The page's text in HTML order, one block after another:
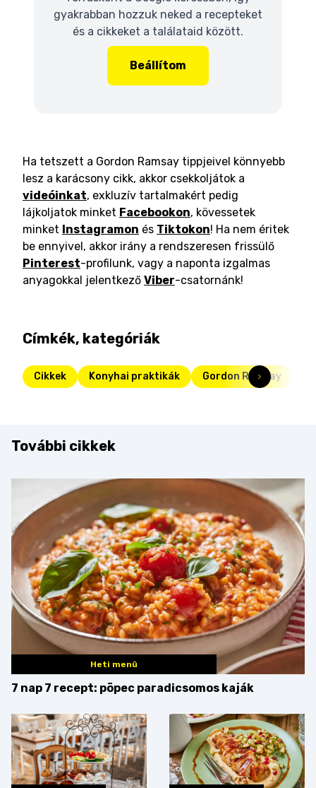
gyakrabban hozzuk neked a recepteket
és a cikkeket a találataid között.
Beállítom
Ha tetszett a Gordon Ramsay tippjeivel könnyebb
lesz a karácsony cikk, akkor csekkoljátok a
videóinkat, exkluzív tartalmakért pedig
lájkoljatok minket Facebookon, kövessetek
minket Instagramon és Tiktokon! Ha nem éritek
be ennyivel, akkor irány a rendszeresen frissülő
Pinterest-profilunk, vagy a naponta izgalmas
anyagokkal jelentkező Viber-csatornánk!
Címkék, kategóriák
Cikkek Konyhai praktikák Gordon Ramsay
További cikkek
Heti menü
7 nap 7 recept: pöpec paradicsomos kaják